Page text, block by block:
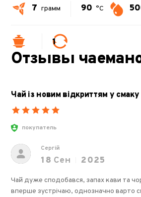
7 грамм 90 °C
1
Отзывы
Чай із новим відкриттям у смаку
покупатель
Сергій
18 Сен 2025
Чай дуже сподобався, запах кави та
вперше зустрічаю, однозначно варто